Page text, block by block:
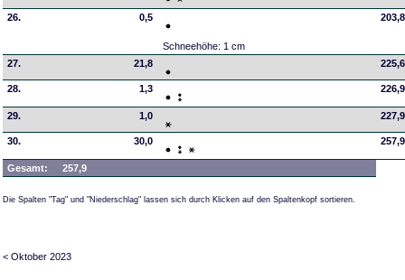
26. 0,5
Schneehöhe: 1 cm
203,8
27. 21,8 225,6
28. 1,3 226,9
29. 1,0 227,9
30. 30,0 257,9
Gesamt: 257,9
Die Spalten "Tag" und "Niederschlag" lassen sich durch Klicken auf den Spaltenkopf sortieren.
< Oktober 2023